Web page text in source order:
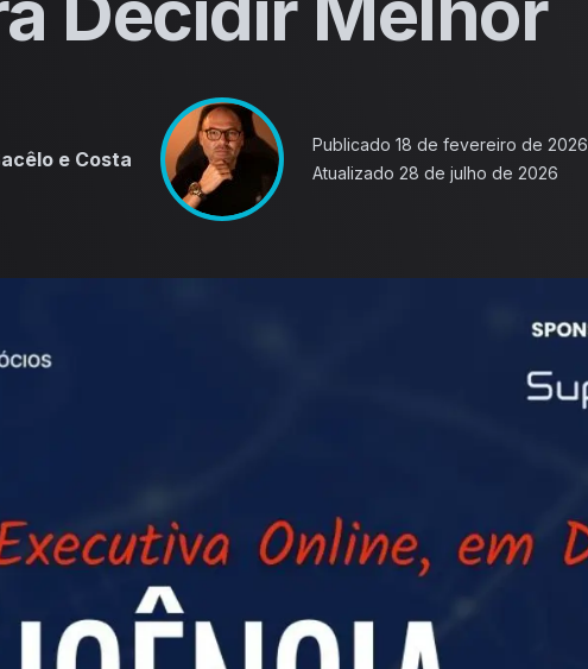
e Costa
Publicado 18 de fevereiro de 2026
Atualizado 28 de julho de 2026